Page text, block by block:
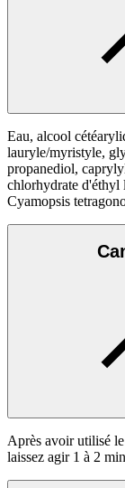
Eau, alcool
lauryle/myristyle,
propanediol,
chlorhydrate d'éthyl
Cyamopsis
Après avoir utilisé
laissez agir 1 à 2